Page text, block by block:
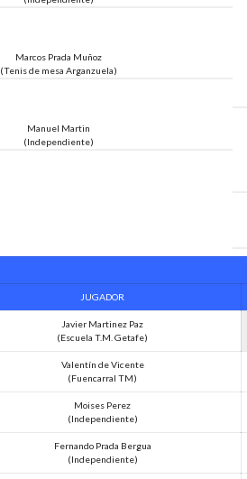
Marcos Prada Muñoz
(Tenis de mesa Arganzuela)
Manuel Martin
(Independiente)
JUGADOR
Javier Martinez Paz
(Escuela T.M. Getafe)
Valentín de Vicente
(Fuencarral TM)
Moises Perez
(Independiente)
Fernando Prada Bergua
(Independiente)